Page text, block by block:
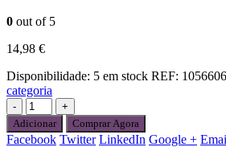
0 out of 5
14,98 €
Disponibilidade: 5 em stock REF: 1056606
categoria
-
+
Adicionar
Comprar Agora
Facebook Twitter LinkedIn Google +